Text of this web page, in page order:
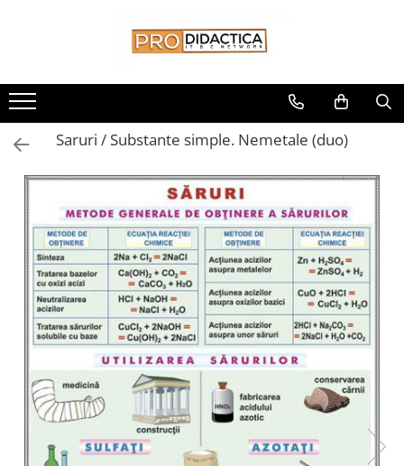
Oferta PNRR/PNRAS
Pachete Echipamente Sali Clasa
Pachete Echipamente Sala Clasa
Table/Display-uri Interactive
Table Interactive
Display-uri Interactive
Suporti/Standuri/Accesorii
Imprimante si Multifunctionale
Imprimante si Scanere 3D
Imprimante 3D
Creioane 3D
Accesorii 3D
Camere Documente
Videoproiectoare si Accesorii
Videoproiectoare
Saruri / Substante simple. Nemetale (duo)